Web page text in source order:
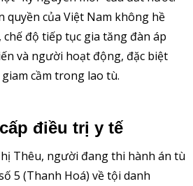
quyền của Việt Nam không hề
độ tiếp tục gia tăng đàn áp
và người hoạt động, đặc biệt
cầm trong lao tù.
điều trị y tế
Thêu, người đang thi hành án tù
5 (Thanh Hoá) về tội danh